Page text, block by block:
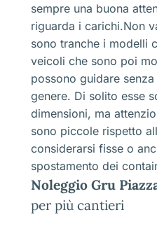
sempre una buona
riguarda i carichi.Non
sono tranche i modelli
veicoli che sono poi
possono guidare
genere. Di solito esse
dimensioni, ma
sono piccole rispetto
considerarsi fisse o
spostamento dei
Noleggio Gru
per più cantieri